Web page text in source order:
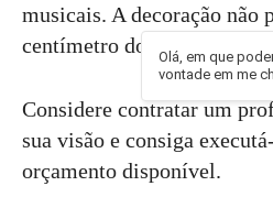
musicais. A decoração não
centímetro do espaço para
Considere contratar um
sua visão e consiga
orçamento disponível.
Olá, em que
vontade em me